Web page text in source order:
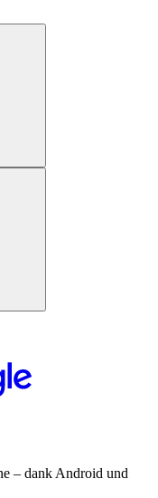
– dank Android und